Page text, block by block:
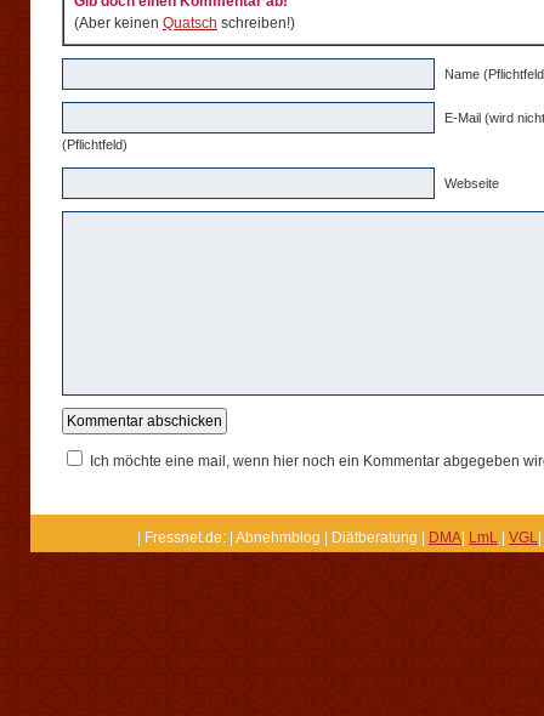
(Aber keinen Quatsch schreiben!)
Name
E-Mail (wird
(Pflichtfeld)
Webseite
Ich möchte eine mail, wenn hier noch ein Kommentar abgegeben
| Fressnet.de: | Abnehmblog | Diätberatung | DMA LmL VGL